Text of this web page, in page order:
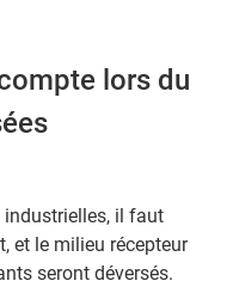
lors du
industrielles, il faut
et le milieu récepteur
seront déversés.